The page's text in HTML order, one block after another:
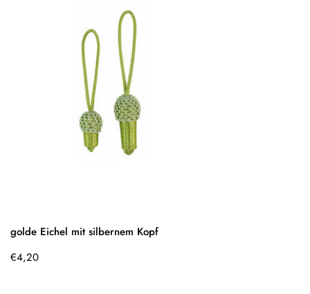
golde Eichel mit silbernem Kopf
Regulärer
€4,20